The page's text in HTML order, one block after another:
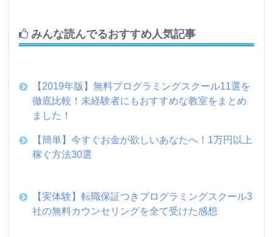
みんな読んでるおすすめ人気記事
【2019年版】無料プログラミングスクール11選を
徹底比較！未経験者にもおすすめな教室をまとめ
ました！
【簡単】今すぐお金が欲しいあなたへ！1万円以上
稼ぐ方法30選
【実体験】転職保証つきプログラミングスクール3
社の無料カウンセリングを全て受けた感想